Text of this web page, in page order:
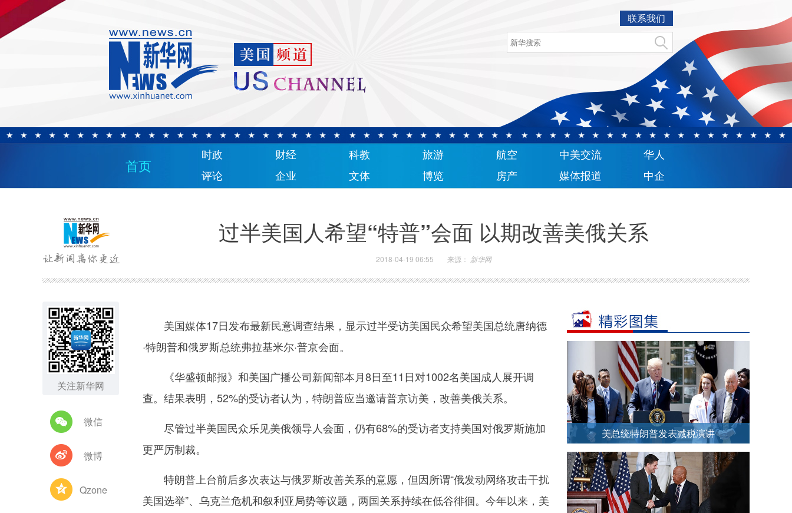
联系我们
首页
时政 财经 科教 旅游 航空 中美交流
华人
评论
企业 文体 博览 房产 媒体报道 中企
过半美国人希望“特普”会面 以期改善美俄关系
2018-04-19 06:55 来源： 新华网
关注新华网
微信
微博
Qzone
美国媒体17日发布最新民意调查结果，显示过半受访美国民众希望美国总统唐纳德
·特朗普和俄罗斯总统弗拉基米尔·普京会面。
《华盛顿邮报》和美国广播公司新闻部本月8日至11日对1002名美国成人展开调
查。结果表明，52%的受访者认为，特朗普应当邀请普京访美，改善美俄关系。
尽管过半美国民众乐见美俄领导人会面，仍有68%的受访者支持美国对俄罗斯施加
更严厉制裁。
特朗普上台前后多次表达与俄罗斯改善关系的意愿，但因所谓“俄发动网络攻击干扰
美国选举”、乌克兰危机和叙利亚局势等议题，两国关系持续在低谷徘徊。今年以来，美
美总统特朗普发表减税演讲